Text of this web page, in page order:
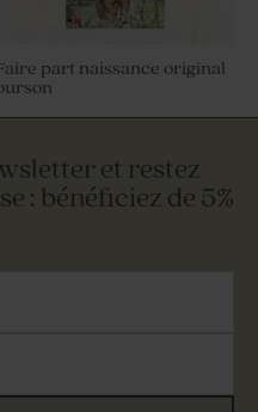
part naissance original
et restez
: bénéficiez de 5%